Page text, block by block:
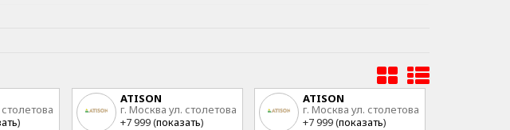
)
ATISON
г. Москва ул. столетова
15
+7 999 (показать)
ATISON
г. Москва ул. столетова
15
+7 999 (показать)